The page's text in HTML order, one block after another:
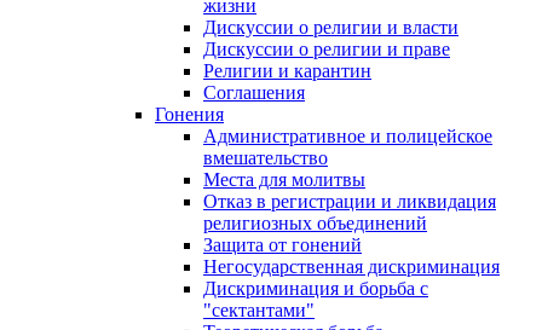
жизни
Дискуссии о религии и власти
Дискуссии о религии и праве
Религии и карантин
Соглашения
Гонения
Административное и полицейское
вмешательство
Места для молитвы
Отказ в регистрации и ликвидация
религиозных объединений
Защита от гонений
Негосударственная дискриминация
Дискриминация и борьба с
"сектантами"